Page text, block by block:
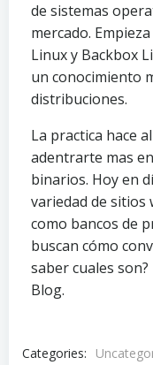
de sistemas
mercado.
Linux y Backbox
un conocimiento
distribuciones.
La practica hace
adentrarte mas
binarios. Hoy en
variedad de sitios
como bancos de
buscan cómo
saber cuales
Blog.
Categories: